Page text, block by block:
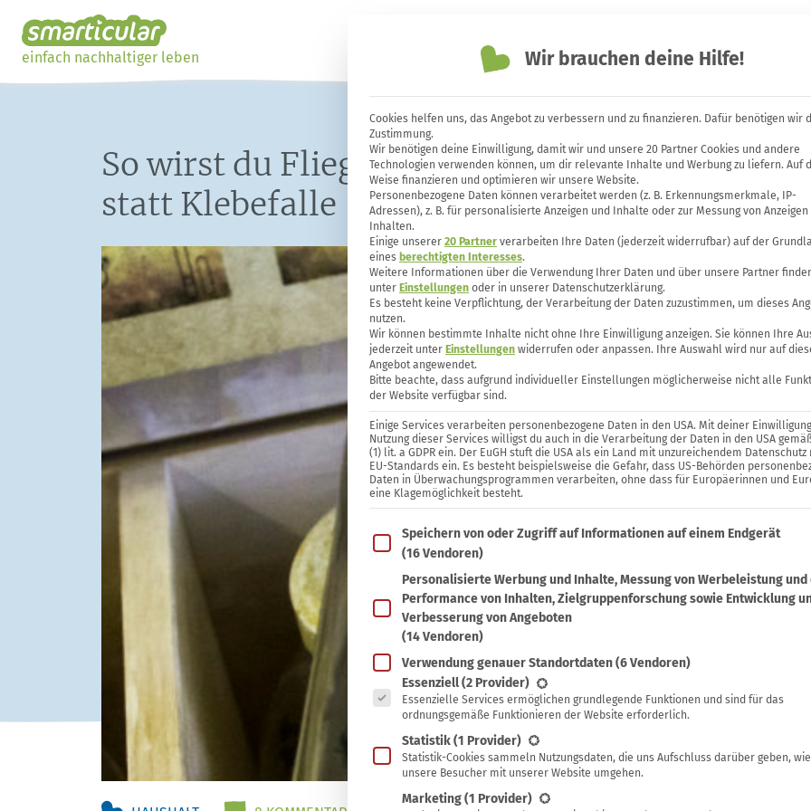
einfach nachhaltiger leben
So wirst du Fliegen los: Tierfreundliche
statt Klebefalle
Wir brauchen deine Hilfe!
Cookies helfen uns, das Angebot zu verbessern und zu finanzieren. Dafür benötigen wir
Zustimmung.
Wir benötigen deine Einwilligung, damit wir und unsere 20 Partner Cookies und andere
Technologien verwenden können, um dir relevante Inhalte und Werbung zu liefern. Auf
Weise finanzieren und optimieren wir unsere Website.
Personenbezogene Daten können verarbeitet werden (z. B. Erkennungsmerkmale, IP-
Adressen), z. B. für personalisierte Anzeigen und Inhalte oder zur Messung von Anzeigen
Inhalten.
Einige unserer 20 Partner verarbeiten Ihre Daten (jederzeit widerrufbar) auf der
eines berechtigten Interesses.
Weitere Informationen über die Verwendung Ihrer Daten und über unsere Partner
unter Einstellungen oder in unserer Datenschutzerklärung.
Es besteht keine Verpflichtung, der Verarbeitung der Daten zuzustimmen, um dieses
nutzen.
Wir können bestimmte Inhalte nicht ohne Ihre Einwilligung anzeigen. Sie können Ihre
jederzeit unter Einstellungen widerrufen oder anpassen. Ihre Auswahl wird nur auf
Angebot angewendet.
Bitte beachte, dass aufgrund individueller Einstellungen möglicherweise nicht alle
der Website verfügbar sind.
Einige Services verarbeiten personenbezogene Daten in den USA. Mit deiner
Nutzung dieser Services willigst du auch in die Verarbeitung der Daten in den USA
(1) lit. a GDPR ein. Der EuGH stuft die USA als ein Land mit unzureichendem Datenschutz
EU-Standards ein. Es besteht beispielsweise die Gefahr, dass US-Behörden
Daten in Überwachungsprogrammen verarbeiten, ohne dass für Europäerinnen und
eine Klagemöglichkeit besteht.
Im Folgenden findest du eine Liste der Zwecke des IAB
Speichern von oder Zugriff auf Informationen auf einem Endgerät
(16 Vendoren)
Personalisierte Werbung und Inhalte, Messung von Werbeleistung und
Performance von Inhalten, Zielgruppenforschung sowie Entwicklung
Verbesserung von Angeboten
(14 Vendoren)
Verwendung genauer Standortdaten(6 Vendoren)
Es folgt eine Liste der Service-Gruppen, für die eine Einwilligung
Essenziell(2 Provider)
Essenzielle Services ermöglichen grundlegende Funktionen und sind für das
ordnungsgemäße Funktionieren der Website erforderlich.
Statistik(1 Provider)
Statistik-Cookies sammeln Nutzungsdaten, die uns Aufschluss darüber geben, wie
unsere Besucher mit unserer Website umgehen.
Marketing(1 Provider)